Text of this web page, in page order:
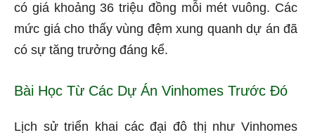
có giá khoảng 36 triệu đồng mỗi mét vuông. Các
mức giá cho thấy vùng đệm xung quanh dự án đã
có sự tăng trưởng đáng kể.
Bài Học Từ Các Dự Án Vinhomes Trước Đó
Lịch sử triển khai các đại đô thị như Vinhomes